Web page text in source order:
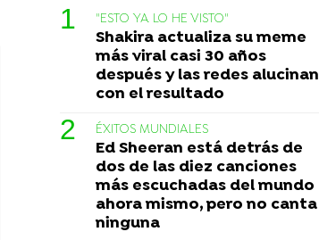
"ESTO YA LO HE VISTO"
Shakira actualiza su meme
más viral casi 30 años
después y las redes alucinan
con el resultado
ÉXITOS MUNDIALES
Ed Sheeran está detrás de
dos de las diez canciones
más escuchadas del mundo
ahora mismo, pero no canta
ninguna